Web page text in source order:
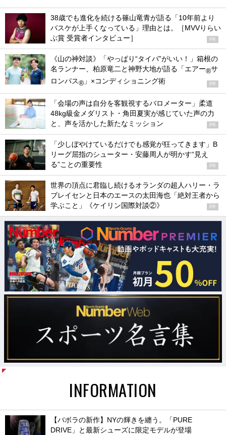
38歳でも進化を続ける篠山竜青が語る「10年前より
バスケが上手くなっている」理由とは。［MVVりらい
ぶ賞 受賞者インタビュー］
PR
《山の神対談》「やっぱり“タイパ”がいい！」箱根の
名ランナー、柏原竜二と神野大地が語る「エアー®サ
ロンパス® 」×コンディショニング術 PR
「会場の声は自分を客観視するバロメーター」柔道
48kg級金メダリスト・角田夏実が感じていた声の力
と、声を活かした新たなミッション
PR
「少しぼやけているだけでも感覚が狂ってきます」B
リーグ屈指のシューター・安藤周人が明かす“見え
る”ことの重要性
PR
世界の頂点に君臨し続けるオランダの超人ハリー・ラ
ブレイセンと日本のエースの太田海也「絶対王者から
学ぶこと」《ケイリン国際対談②》
PR
INFORMATION
【バボラの新作】NYの輝きを纏う。「PURE
DRIVE」と最新シューズに限定モデルが登場